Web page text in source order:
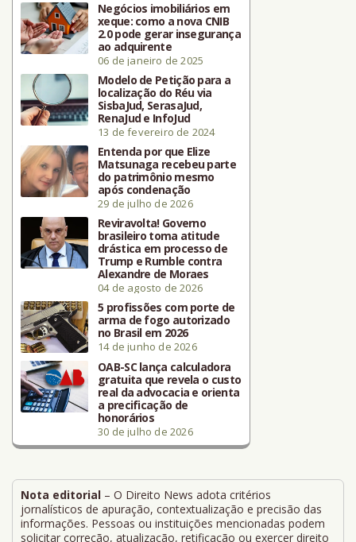
Negócios imobiliários em
xeque: como a nova CNIB
2.0 pode gerar insegurança
ao adquirente
06 de janeiro de 2025
Modelo de Petição para a
localização do Réu via
SisbaJud, SerasaJud,
RenaJud e InfoJud
13 de fevereiro de 2024
Entenda por que Elize
Matsunaga recebeu parte
do patrimônio mesmo
após condenação
29 de julho de 2026
Reviravolta! Governo
brasileiro toma atitude
drástica em processo de
Trump e Rumble contra
Alexandre de Moraes
04 de agosto de 2026
5 profissões com porte de
arma de fogo autorizado
no Brasil em 2026
14 de junho de 2026
OAB-SC lança calculadora
gratuita que revela o custo
real da advocacia e orienta
a precificação de
honorários
30 de julho de 2026
Nota editorial – O Direito News adota critérios
jornalísticos de apuração, contextualização e precisão das
informações. Pessoas ou instituições mencionadas podem
solicitar correção, atualização, retificação ou exercer direito